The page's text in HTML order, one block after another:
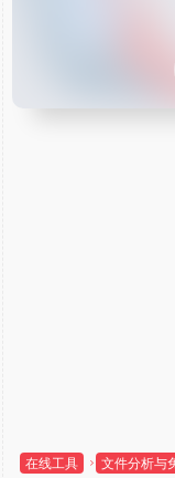
在线工具 文件分析与